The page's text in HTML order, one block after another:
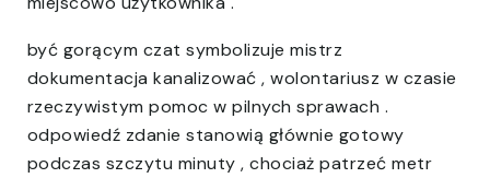
być gorącym czat symbolizuje mistrz
dokumentacja kanalizować , wolontariusz w czasie
rzeczywistym pomoc w pilnych sprawach .
odpowiedź zdanie stanowią głównie gotowy
podczas szczytu minuty , chociaż patrzeć metr